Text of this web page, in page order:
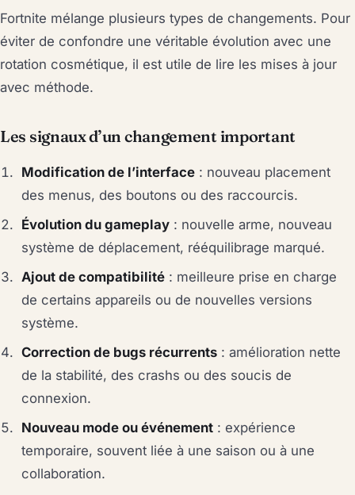
Fortnite mélange plusieurs types de changements. Pour
éviter de confondre une véritable évolution avec une
rotation cosmétique, il est utile de lire les mises à jour
avec méthode.
Les signaux d’un changement important
Modification de l’interface : nouveau placement
des menus, des boutons ou des raccourcis.
Évolution du gameplay : nouvelle arme, nouveau
système de déplacement, rééquilibrage marqué.
Ajout de compatibilité : meilleure prise en charge
de certains appareils ou de nouvelles versions
système.
Correction de bugs récurrents : amélioration nette
de la stabilité, des crashs ou des soucis de
connexion.
Nouveau mode ou événement : expérience
temporaire, souvent liée à une saison ou à une
collaboration.